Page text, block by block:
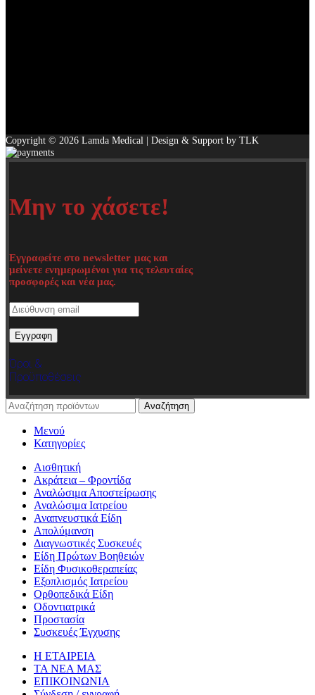
Copyright © 2026 Lamda Medical | Design & Support by TLK
Μην το χάσετε!
Εγγραφείτε στο newsletter μας και
μείνετε ενημερωμένοι για τις τελευταίες
προσφορές και νέα μας.
Όροι &
Προϋποθέσεις
Αναζήτηση
Μενού
Κατηγορίες
Αισθητική
Ακράτεια – Φροντίδα
Αναλώσιμα Αποστείρωσης
Αναλώσιμα Ιατρείου
Αναπνευστικά Είδη
Απολύμανση
Διαγνωστικές Συσκευές
Είδη Πρώτων Βοηθειών
Είδη Φυσικοθεραπείας
Εξοπλισμός Ιατρείου
Ορθοπεδικά Είδη
Οδοντιατρικά
Προστασία
Συσκευές Έγχυσης
Η ΕΤΑΙΡΕΙΑ
ΤΑ ΝΕΑ ΜΑΣ
ΕΠΙΚΟΙΝΩΝΙΑ